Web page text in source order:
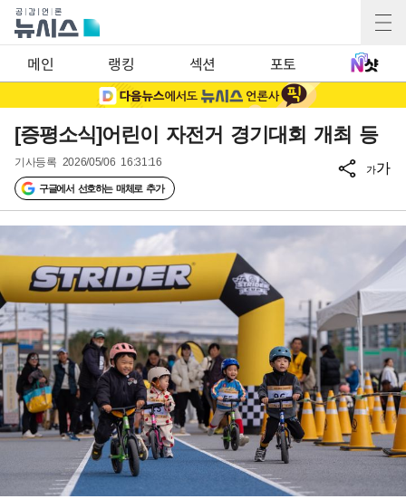
메인 랭킹 섹션 포토
[증평소식]어린이 자전거 경기대회 개최 등
기사등록 2026/05/06 16:31:16
구글에서 선호하는 매체로 추가
가가